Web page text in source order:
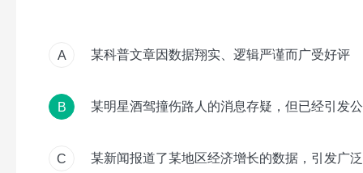
A 某科普文章因数据翔实、逻辑严谨而广受好评
B 某明星酒驾撞伤路人的消息存疑，但已经引发
C 某新闻报道了某地区经济增长的数据，引发广